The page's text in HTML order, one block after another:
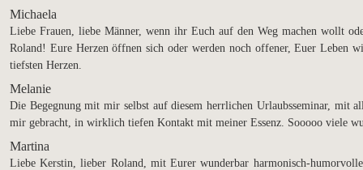
Michaela
Liebe Frauen, liebe Männer, wenn ihr Euch auf den Weg machen wollt
Roland! Eure Herzen öffnen sich oder werden noch offener, Euer Leben
tiefsten Herzen.
Melanie
Die Begegnung mit mir selbst auf diesem herrlichen Urlaubsseminar, mit
mir gebracht, in wirklich tiefen Kontakt mit meiner Essenz. Sooooo viele
Martina
Liebe Kerstin, lieber Roland, mit Eurer wunderbar harmonisch-